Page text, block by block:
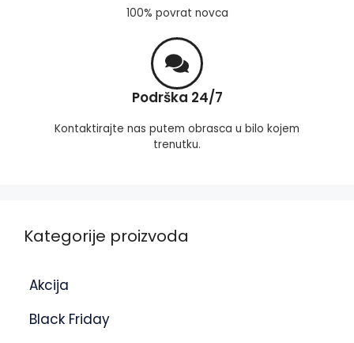
100% povrat novca
Podrška 24/7
Kontaktirajte nas putem obrasca u bilo kojem
trenutku.
Kategorije proizvoda
Akcija
Black Friday